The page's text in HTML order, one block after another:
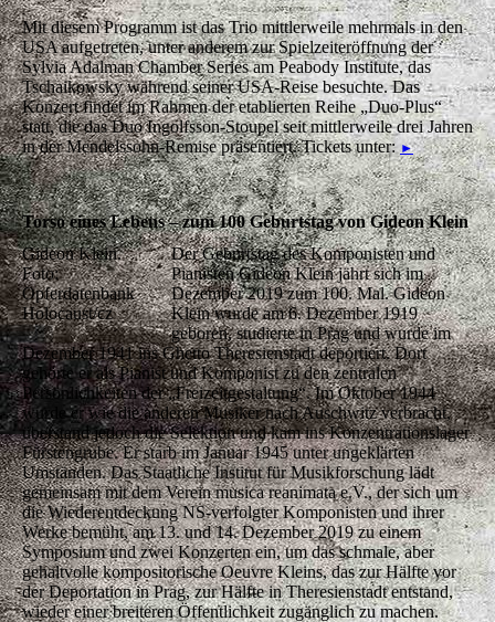
Mit diesem Programm ist das Trio mittlerweile mehrmals in den
USA aufgetreten, unter anderem zur Spielzeiteröffnung der
Sylvia Adalman Chamber Series am Peabody Institute, das
Tschaikowsky während seiner USA-Reise besuchte. Das
Konzert findet im Rahmen der etablierten Reihe „Duo-Plus“
statt, die das Duo Ingolfsson-Stoupel seit mittlerweile drei Jahren
in der Mendelssohn-Remise präsentiert. Tickets unter: ►
Torso eines Lebens – zum 100 Geburtstag von Gideon Klein
Gideon Klein.
Foto:
Opferdatenbank
Holocaust/cz
Der Geburtstag des Komponisten und
Pianisten Gideon Klein jährt sich im
Dezember 2019 zum 100. Mal. Gideon
Klein wurde am 6. Dezember 1919
geboren, studierte in Prag und wurde im
Dezember 1941 ins Ghetto Theresienstadt deportiert. Dort
gehörte er als Pianist und Komponist zu den zentralen
Persönlichkeiten der „Freizeitgestaltung“. Im Oktober 1944
wurde er wie die anderen Musiker nach Auschwitz verbracht,
überstand jedoch die Selektion und kam ins Konzentrationslager
Fürstengrube. Er starb im Januar 1945 unter ungeklärten
Umständen. Das Staatliche Institut für Musikforschung lädt
gemeinsam mit dem Verein musica reanimata e.V., der sich um
die Wiederentdeckung NS-verfolgter Komponisten und ihrer
Werke bemüht, am 13. und 14. Dezember 2019 zu einem
Symposium und zwei Konzerten ein, um das schmale, aber
gehaltvolle kompositorische Oeuvre Kleins, das zur Hälfte vor
der Deportation in Prag, zur Hälfte in Theresienstadt entstand,
wieder einer breiteren Öffentlichkeit zugänglich zu machen.